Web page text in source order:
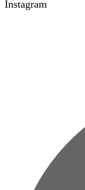
Instagram